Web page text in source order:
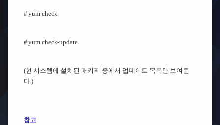
# yum check
# yum check-update
(현 시스템에 설치된 패키지 중에서 업데이트 목록만 보여준
다.)
참고